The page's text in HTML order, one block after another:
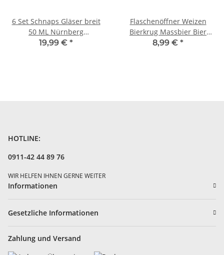
6 Set Schnaps Gläser breit
50 ML Nürnberg
Deutschland Germany
19,99 € *
Flaschenöffner Weizen
Bierkrug Massbier Bier
Nürnberg N1
8,99 € *
HOTLINE:
0911-42 44 89 76
WIR HELFEN IHNEN GERNE WEITER
Informationen
Gesetzliche Informationen
Zahlung und Versand